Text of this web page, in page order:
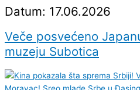
Datum: 17.06.2026
Veče posvećeno
muzeju Subotica